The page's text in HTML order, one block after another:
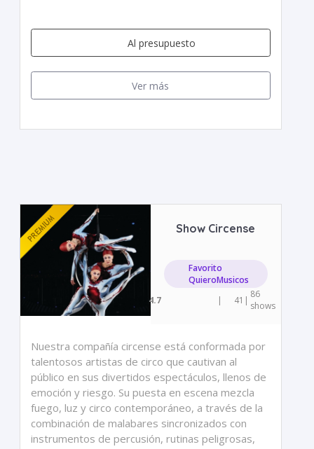
Al presupuesto
Ver más
Show Circense
Favorito
QuieroMusicos
4.7
| 41 | 86
shows
Nuestra compañía circense está conformada por
talentosos artistas de circo que cautivan al
público en sus divertidos espectáculos, llenos de
emoción y riesgo. Su puesta en escena mezcla
fuego, luz y circo contemporáneo, a través de la
combinación de malabares sincronizados con
instrumentos de percusión, rutinas peligrosas,